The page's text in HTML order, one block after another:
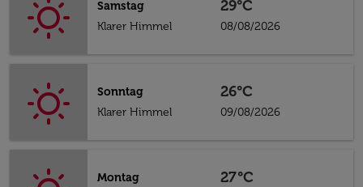
Samstag
Klarer Himmel
29°C
08/08/2026
Sonntag
Klarer Himmel
26°C
09/08/2026
Montag
27°C